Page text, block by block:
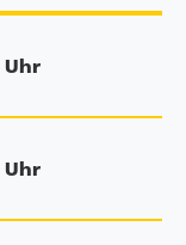
Uhr
Uhr